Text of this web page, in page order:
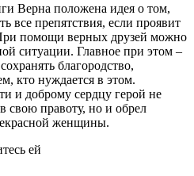
Верна положена идея о том,
все препятствия, если проявит
помощи верных друзей можно
ситуации. Главное при этом –
благородство,
кто нуждается в этом.
и доброму сердцу герой не
свою правоту, но и обрел
женщины.
ей